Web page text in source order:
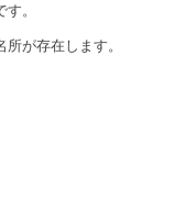
。
が存在します。